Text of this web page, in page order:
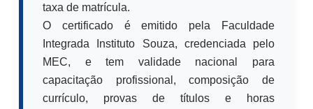
taxa de matrícula.
O certificado é emitido pela Faculdade
Integrada Instituto Souza, credenciada pelo
MEC, e tem validade nacional para
capacitação profissional, composição de
currículo, provas de títulos e horas